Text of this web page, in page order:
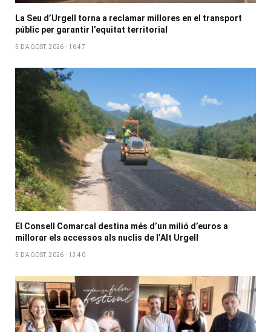
La Seu d’Urgell torna a reclamar millores en el transport
públic per garantir l’equitat territorial
5 D'AGOST, 2026 - 16:47
El Consell Comarcal destina més d’un milió d’euros a
millorar els accessos als nuclis de l’Alt Urgell
5 D'AGOST, 2026 - 13:40